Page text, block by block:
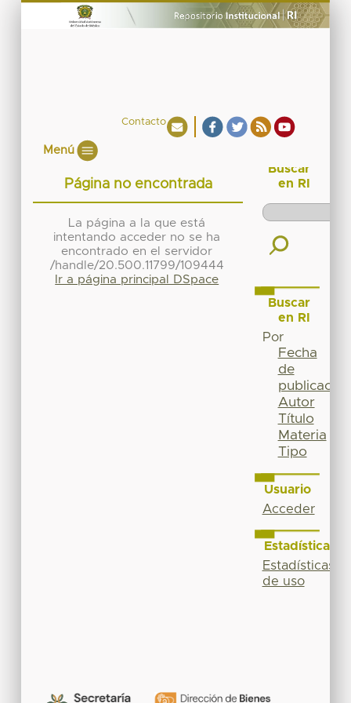
Contacto
Menú
Página no encontrada
La página a la que está
intentando acceder no se ha
encontrado en el servidor
/handle/20.500.11799/109444
Ir a página principal DSpace
Buscar
en RI
Buscar
en RI
Por
Fecha
de
publicación
Autor
Título
Materia
Tipo
Usuario
Acceder
Estadísticas
Estadísticas
de uso